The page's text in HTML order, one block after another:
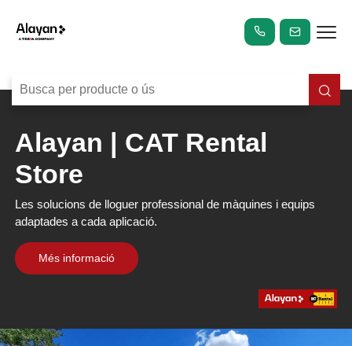
Alayan | CAT Rental
Store
Les solucions de lloguer professional de màquines i equips
adaptades a cada aplicació.
Més informació